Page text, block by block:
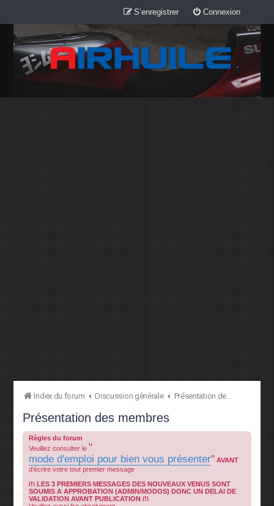
Connexion
S’enregistrer
Index du forum Discussion générale Présentation des membres
Présentation des membres
Règles du forum
Veuillez consulter le"
mode d'emploi pour bien vous présenter" AVANT
d'écrire votre tout premier message
/!\ LES 3 PREMIERS MESSAGES DES NOUVEAUX VENUS SONT
SOUMIS A APPROBATION (ADMIN/MODOS) DONC UN DELAI DE
VALIDATION AVANT PUBLICATION /!\